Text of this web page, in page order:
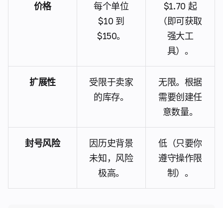
价格
每个单位
$10 到
$150。
$1.70 起
（即可获取
强大工
具）。
扩展性
受限于卖家
的库存。
无限。根据
需要创建任
意数量。
封号风险
因历史背景
未知，风险
极高。
低（只要你
遵守操作限
制）。